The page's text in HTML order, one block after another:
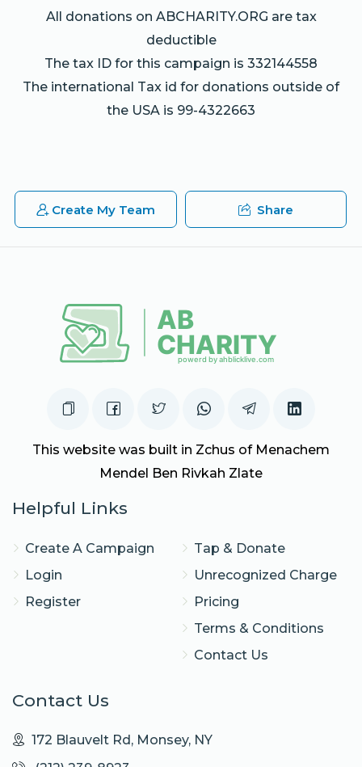
All donations on ABCHARITY.ORG are tax
deductible
The tax ID for this campaign is 332144558
The international Tax id for donations outside of
the USA is 99-4322663
Create My Team Share
This website was built in Zchus of Menachem
Mendel Ben Rivkah Zlate
Helpful Links
Create A Campaign
Login
Register
Tap & Donate
Unrecognized Charge
Pricing
Terms & Conditions
Contact Us
Contact Us
172 Blauvelt Rd, Monsey, NY